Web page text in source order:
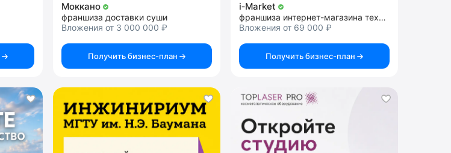
Моккано
франшиза доставки суши
Вложения от 3 000 000 ₽
Получить бизнес-план
i‑Market
франшиза интернет-магазина техники Apple под ключ
Вложения от 69 000 ₽
Получить бизнес-план